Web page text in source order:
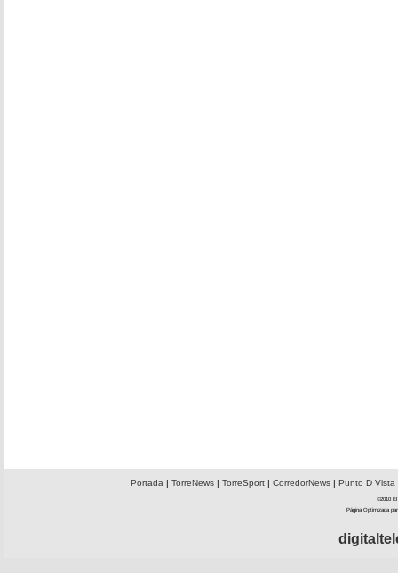
Portada | TorreNews| TorreSport| CorredorNews| Punto D Vista
©2010 El
Página Optimizada